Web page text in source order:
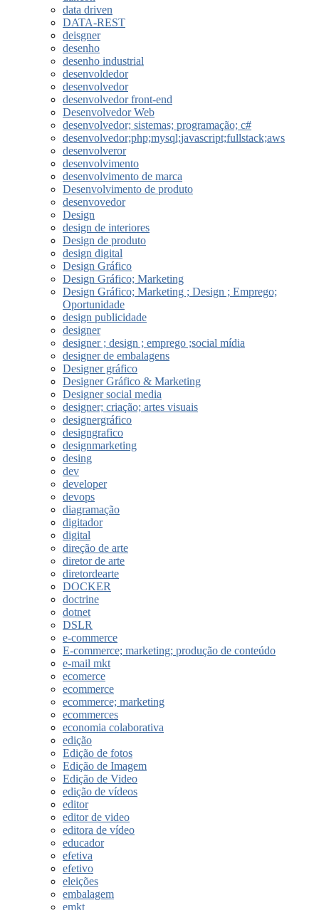
data driven
DATA-REST
deisgner
desenho
desenho industrial
desenvoldedor
desenvolvedor
desenvolvedor front-end
Desenvolvedor Web
desenvolvedor; sistemas; programação; c#
desenvolvedor;php;mysql;javascript;fullstack;aws
desenvolveror
desenvolvimento
desenvolvimento de marca
Desenvolvimento de produto
desenvovedor
Design
design de interiores
Design de produto
design digital
Design Gráfico
Design Gráfico; Marketing
Design Gráfico; Marketing ; Design ; Emprego;
Oportunidade
design publicidade
designer
designer ; design ; emprego ;social mídia
designer de embalagens
Designer gráfico
Designer Gráfico & Marketing
Designer social media
designer; criação; artes visuais
designergráfico
designgrafico
designmarketing
desing
dev
developer
devops
diagramação
digitador
digital
direção de arte
diretor de arte
diretordearte
DOCKER
doctrine
dotnet
DSLR
e-commerce
E-commerce; marketing; produção de conteúdo
e-mail mkt
ecomerce
ecommerce
ecommerce; marketing
ecommerces
economia colaborativa
edição
Edição de fotos
Edição de Imagem
Edição de Video
edição de vídeos
editor
editor de video
editora de vídeo
educador
efetiva
efetivo
eleições
embalagem
emkt